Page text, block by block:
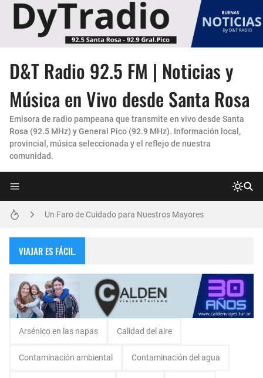
D&T Radio 92.5 FM | Noticias y
Música en Vivo desde Santa Rosa
Emisora de radio pampeana que transmite en vivo desde Santa
Rosa (92.5 MHz) y General Pico (92.9 MHz). Información local,
provincial, música seleccionada y el reflejo de nuestra
comunidad.
Un Faro de Cuidado para Nuestros Mayores
Vicky Fleck presenta su primer trabajo musical AMENA...
VIAJAR ES FÁCIL.
Arsénico en las napas Calidad del aire
Contaminación ambiental Contaminación del agua